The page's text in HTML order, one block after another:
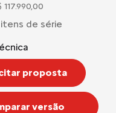
itens de série
proposta
versão